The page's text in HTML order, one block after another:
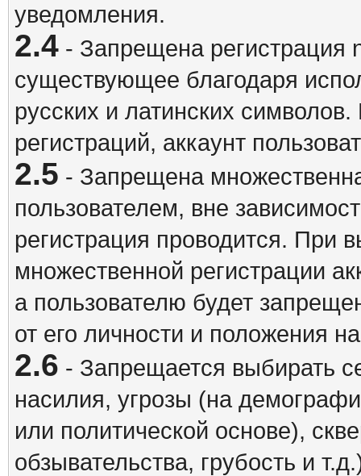
уведомления.
2.4- Запрещена регистрация
существующее благодаря
русских и латинских
регистраций, аккаунт
2.5 - Запрещена
пользователем, вне
регистрация проводится. При
множественной регистрации
а пользователю будет
от его личности и положения
2.6 - Запрещается выбирать
насилия, угрозы (на
или политической основе),
обзывательства, грубость и